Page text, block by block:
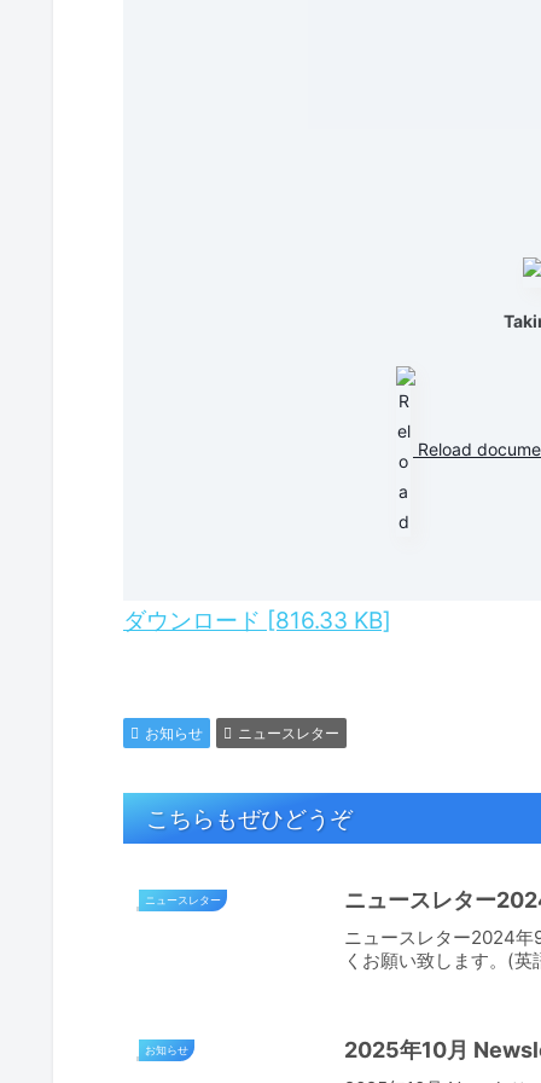
Reload
ダウンロード [816.33 KB]
お知らせ ニュースレター
こちらもぜひどうぞ
ニュースレター ニュースレター
ニュースレター2024年
くお願い致します。(
お知らせ 2025年10月